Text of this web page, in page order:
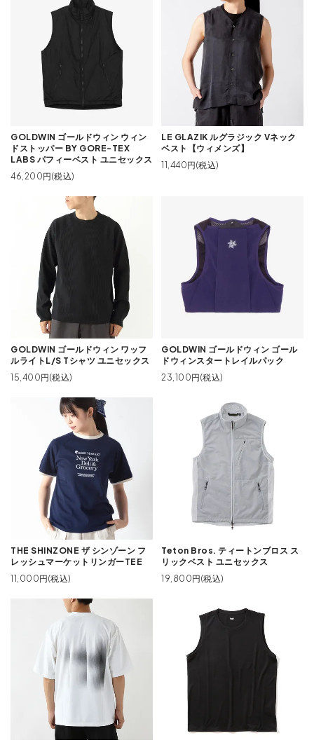
GOLDWIN ゴールドウィン ウィン
ドストッパー BY GORE-TEX
LABS パフィーベスト ユニセックス
46,200円(税込)
LE GLAZIK ルグラジック Vネック
ベスト【ウィメンズ】
11,440円(税込)
GOLDWIN ゴールドウィン ワッフ
ルライトL/S Tシャツ ユニセックス
15,400円(税込)
GOLDWIN ゴールドウィン ゴール
ドウィンスタートレイルパック
23,100円(税込)
THE SHINZONE ザ シンゾーン フ
レッシュマーケットリンガーTEE
11,000円(税込)
Teton Bros. ティートンブロス ス
リックベスト ユニセックス
19,800円(税込)